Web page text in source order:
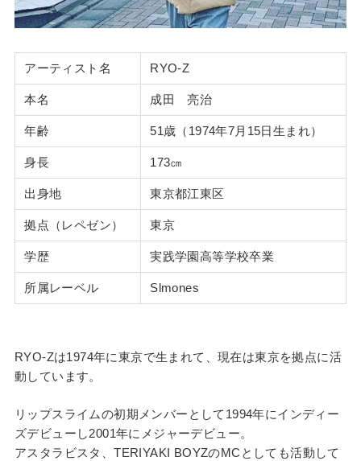
アーティスト名 RYO-Z
本名 成田 亮治
年齢 51歳（1974年7月15日生まれ）
身長 173㎝
出身地 東京都江東区
拠点（レペゼン） 東京
学歴 実践学園高等学校卒業
所属レーベル Slmones
RYO-Zは1974年に東京で生まれて、現在は東京を拠点に活
動しています。
リップスライムの初期メンバーとして1994年にインディー
ズデビューし2001年にメジャーデビュー。
アスタラビスタ、TERIYAKI BOYZのMCとしても活動して